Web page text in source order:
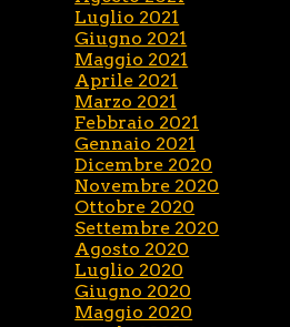
Luglio 2021
Giugno 2021
Maggio 2021
Aprile 2021
Marzo 2021
Febbraio 2021
Gennaio 2021
Dicembre 2020
Novembre 2020
Ottobre 2020
Settembre 2020
Agosto 2020
Luglio 2020
Giugno 2020
Maggio 2020